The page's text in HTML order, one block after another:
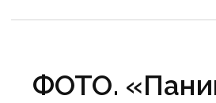
ФОТО.